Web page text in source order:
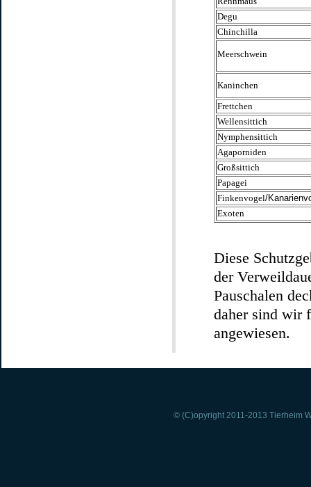
Degu
Chinchilla
Meerschwein
Kaninchen
Frettchen
Wellensittich
Nymphensittich
Agaporniden
Großsittich
Papagei
Finkenvogel/
Exoten
Diese
der
Pauschalen
daher sind wir
angewiesen.
© (C)opyright 2011-2013 Tierheim